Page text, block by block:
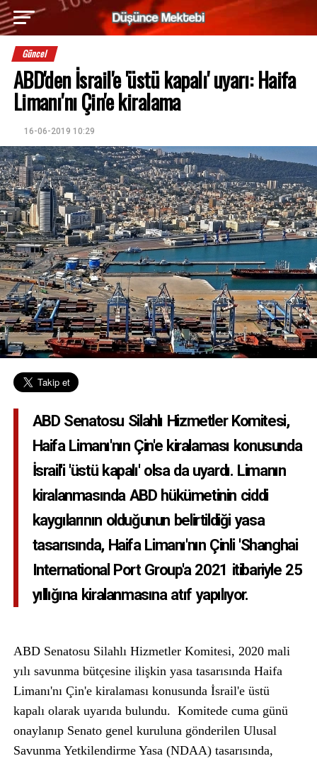
Güncel
ABD'den İsrail'e 'üstü kapalı' uyarı: Haifa
Limanı'nı Çin'e kiralama
16-06-2019 10:29
ABD Senatosu Silahlı Hizmetler Komitesi,
Haifa Limanı'nın Çin'e kiralaması konusunda
İsrail'i 'üstü kapalı' olsa da uyardı. Limanın
kiralanmasında ABD hükümetinin ciddi
kaygılarının olduğunun belirtildiği yasa
tasarısında, Haifa Limanı'nın Çinli 'Shanghai
International Port Group'a 2021 itibariyle 25
yıllığına kiralanmasına atıf yapılıyor.
ABD Senatosu Silahlı Hizmetler Komitesi, 2020 mali
yılı savunma bütçesine ilişkin yasa tasarısında Haifa
Limanı'nı Çin'e kiralaması konusunda İsrail'e üstü
kapalı olarak uyarıda bulundu. Komitede cuma günü
onaylanıp Senato genel kuruluna gönderilen Ulusal
Savunma Yetkilendirme Yasa (NDAA) tasarısında,